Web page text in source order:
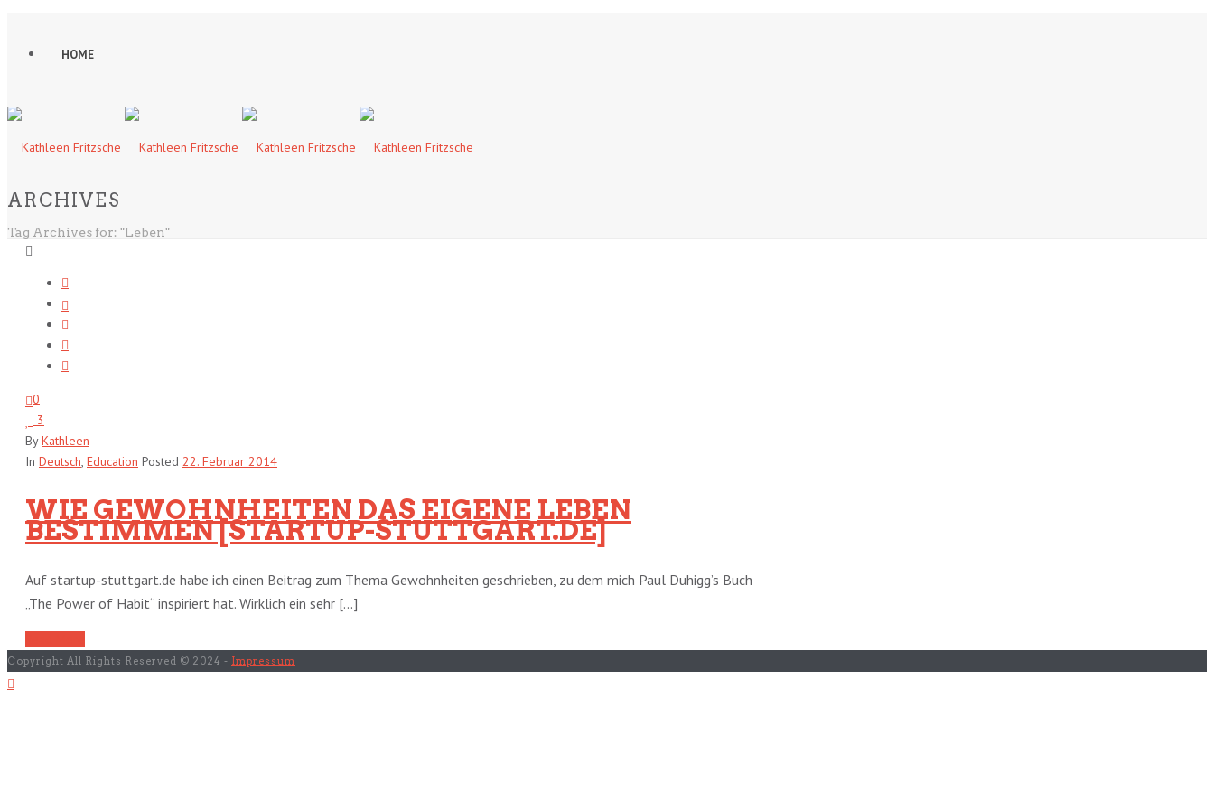
HOME
ARCHIVES
Tag Archives for: "Leben"
0
3
ByKathleen
In Deutsch, Education Posted 22. Februar 2014
WIE GEWOHNHEITEN DAS EIGENE LEBEN
BESTIMMEN [STARTUP-STUTTGART.DE]
Auf startup-stuttgart.de habe ich einen Beitrag zum Thema Gewohnheiten geschrieben, zu dem mich Paul Duhigg’s Buch
„The Power of Habit“ inspiriert hat. Wirklich ein sehr [...]
Copyright All Rights Reserved © 2024 - Impressum